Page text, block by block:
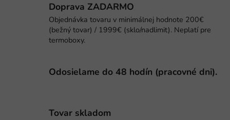
Doprava ZADARMO
Objednávka tovaru v minimálnej hodnote 200€
(bežný tovar) / 1999€ (sklo/nadlimit). Neplatí pre
termoboxy.
Odosielame do 48 hodín (pracovné dni).
Tovar skladom